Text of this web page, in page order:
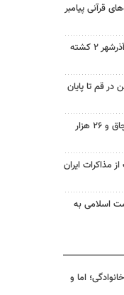
قرآنی پیامبر
سانحه رانندگی در مسیر تبریز- آذرشهر ۲ کشته
قم تا پایان
کشف ۱۸ میلیارد ریال کالای قاچاق و ۲۶ هزار
مذاکرات ایران
اسلامی به
اما و